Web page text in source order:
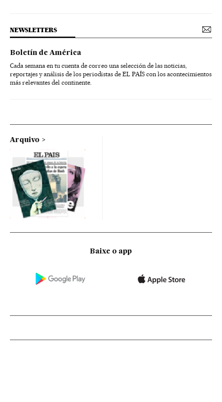
NEWSLETTERS
Boletín de América
Cada semana en tu cuenta de correo una selección de las noticias,
reportajes y análisis de los periodistas de EL PAÍS con los acontecimientos
más relevantes del continente.
Arquivo
Baixe o app